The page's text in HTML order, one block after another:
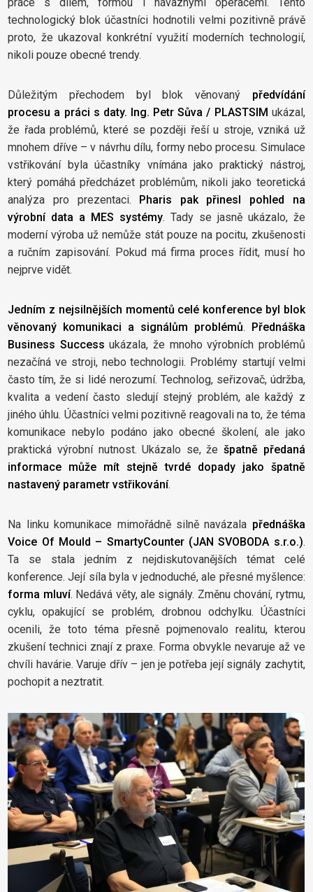
technologický blok účastníci hodnotili velmi pozitivně právě
proto, že ukazoval konkrétní využití moderních technologií,
nikoli pouze obecné trendy.
Důležitým přechodem byl blok věnovaný předvídání
procesu a práci s daty. Ing. Petr Sůva / PLASTSIM ukázal,
že řada problémů, které se později řeší u stroje, vzniká už
mnohem dříve – v návrhu dílu, formy nebo procesu. Simulace
vstřikování byla účastníky vnímána jako praktický nástroj,
který pomáhá předcházet problémům, nikoli jako teoretická
analýza pro prezentaci. Pharis pak přinesl pohled na
výrobní data a MES systémy. Tady se jasně ukázalo, že
moderní výroba už nemůže stát pouze na pocitu, zkušenosti
a ručním zapisování. Pokud má firma proces řídit, musí ho
nejprve vidět.
Jedním z nejsilnějších momentů celé konference byl blok
věnovaný komunikaci a signálům problémů.
Přednáška
Business Success ukázala, že mnoho výrobních problémů
nezačíná ve stroji, nebo technologii. Problémy startují velmi
často tím, že si lidé nerozumí. Technolog, seřizovač, údržba,
kvalita a vedení často sledují stejný problém, ale každý z
jiného úhlu. Účastníci velmi pozitivně reagovali na to, že téma
komunikace nebylo podáno jako obecné školení, ale jako
praktická výrobní nutnost. Ukázalo se, žešpatně předaná
informace může mít stejně tvrdé dopady jako špatně
nastavený parametr vstřikování.
Na linku komunikace mimořádně silně navázala přednáška
Voice Of Mould – SmartyCounter (JAN SVOBODA s.r.o.).
Ta se stala jedním z nejdiskutovanějších témat celé
konference. Její síla byla v jednoduché, ale přesné myšlence:
forma mluví. Nedává věty, ale signály. Změnu chování, rytmu,
cyklu, opakující se problém, drobnou odchylku. Účastníci
ocenili, že toto téma přesně pojmenovalo realitu, kterou
zkušení technici znají z praxe. Forma obvykle nevaruje až ve
chvíli havárie. Varuje dřív – jen je potřeba její signály zachytit,
pochopit a neztratit.